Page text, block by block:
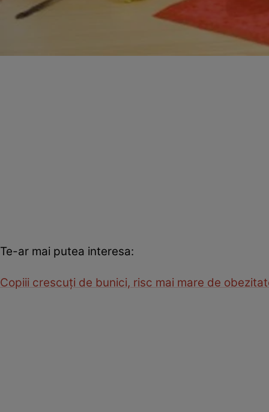
Te-ar mai putea interesa:
Copiii crescuţi de bunici, risc mai mare de